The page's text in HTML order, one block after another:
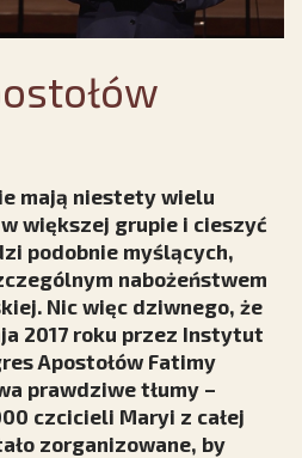
mają niestety wielu
większej grupie i cieszyć
podobnie myślących,
nabożeństwem
Nic więc dziwnego, że
2017 roku przez Instytut
Apostołów Fatimy
prawdziwe tłumy –
czcicieli Maryi z całej
zorganizowane, by